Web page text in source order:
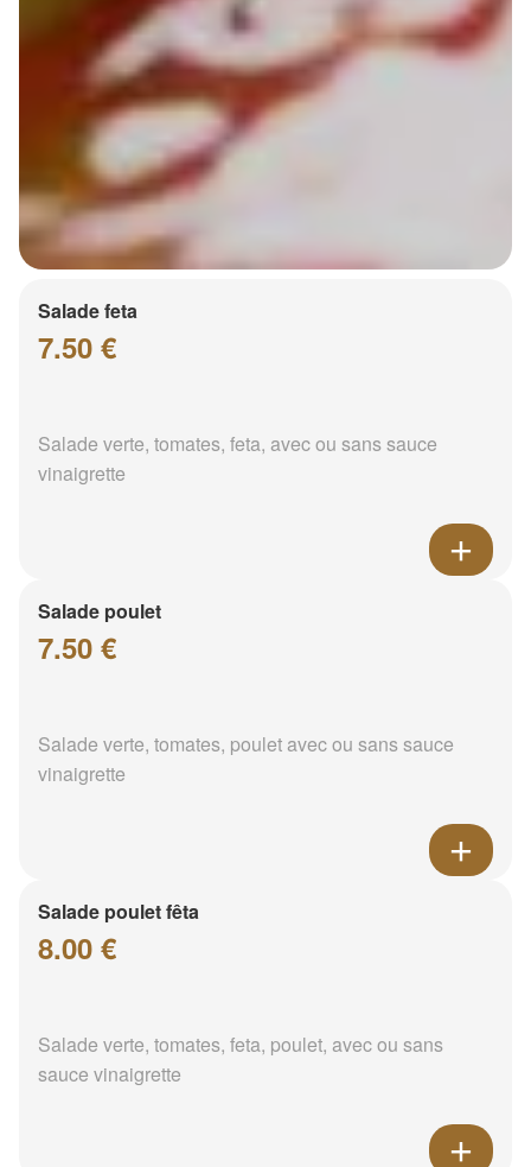
Salade feta
7.50 €
Salade verte, tomates, feta, avec ou sans sauce
vinaigrette
Salade poulet
7.50 €
Salade verte, tomates, poulet avec ou sans sauce
vinaigrette
Salade poulet fêta
8.00 €
Salade verte, tomates, feta, poulet, avec ou sans
sauce vinaigrette